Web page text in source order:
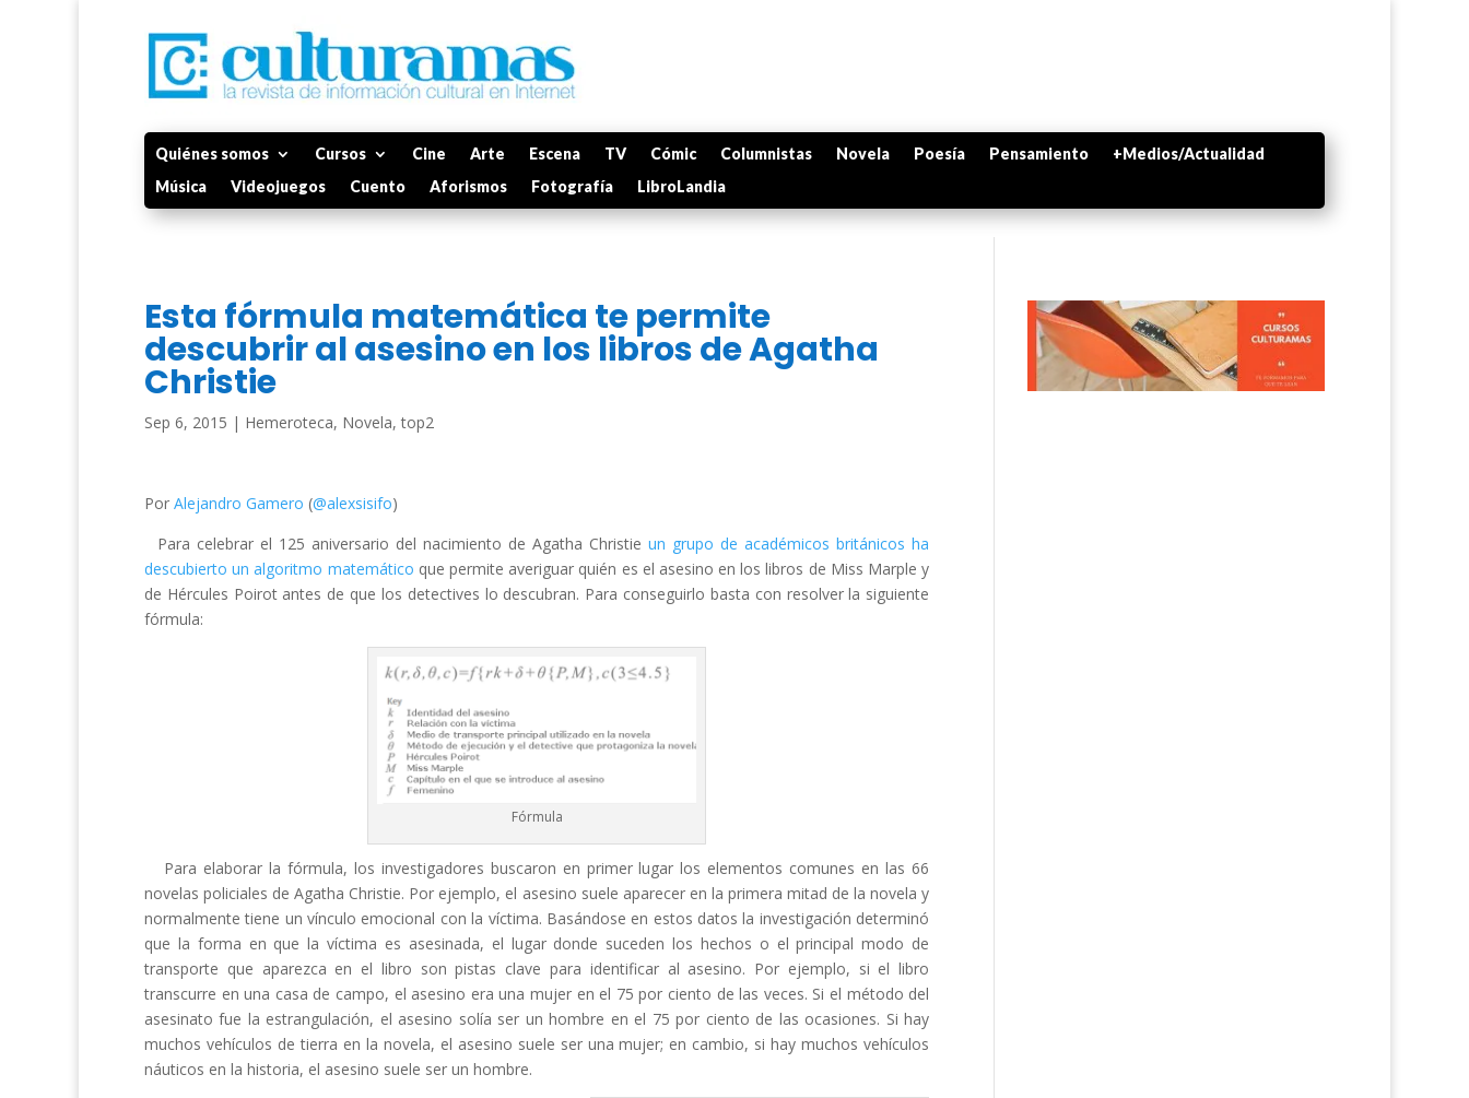
Quiénes somos Cursos Cine Arte Escena TV Cómic Columnistas Novela Poesía Pensamiento
+Medios/Actualidad
Música
Videojuegos Cuento Aforismos Fotografía LibroLandia
Esta fórmula matemática te permite
descubrir al asesino en los libros de Agatha
Christie
Sep 6, 2015 | Hemeroteca, Novela,top2
Por Alejandro Gamero (@alexsisifo)
Para celebrar el 125 aniversario del nacimiento de Agatha Christieun grupo de académicos británicos ha
descubierto un algoritmo matemático que permite averiguar quién es el asesino en los libros de Miss Marple y
de Hércules Poirot antes de que los detectives lo descubran. Para conseguirlo basta con resolver la siguiente
fórmula:
Fórmula
Para elaborar la fórmula, los investigadores buscaron en primer lugar los elementos comunes en las 66
novelas policiales de Agatha Christie. Por ejemplo, el asesino suele aparecer en la primera mitad de la novela y
normalmente tiene un vínculo emocional con la víctima. Basándose en estos datos la investigación determinó
que la forma en que la víctima es asesinada, el lugar donde suceden los hechos o el principal modo de
transporte que aparezca en el libro son pistas clave para identificar al asesino. Por ejemplo, si el libro
transcurre en una casa de campo, el asesino era una mujer en el 75 por ciento de las veces. Si el método del
asesinato fue la estrangulación, el asesino solía ser un hombre en el 75 por ciento de las ocasiones. Si hay
muchos vehículos de tierra en la novela, el asesino suele ser una mujer; en cambio, si hay muchos vehículos
náuticos en la historia, el asesino suele ser un hombre.